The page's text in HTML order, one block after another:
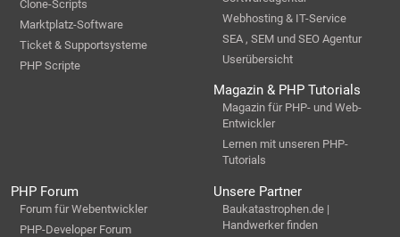
Clone-Scripts
Marktplatz-Software
Ticket & Supportsysteme
PHP Scripte
Webhosting & IT-Service
SEA , SEM und SEO Agentur
Userübersicht
Magazin & PHP Tutorials
Magazin für PHP- und Web-
Entwickler
Lernen mit unseren PHP-
Tutorials
PHP Forum
Forum für Webentwickler
PHP-Developer Forum
Unsere Partner
Baukatastrophen.de |
Handwerker finden